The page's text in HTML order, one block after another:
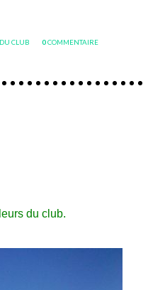
CLUB 0COMMENTAIRE
du club.